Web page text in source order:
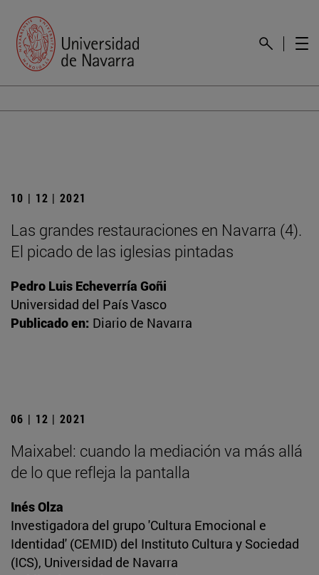
10 | 12 | 2021
Las grandes restauraciones en Navarra (4).
El picado de las iglesias pintadas
Pedro Luis Echeverría Goñi
Universidad del País Vasco
Publicado en: Diario de Navarra
06 | 12 | 2021
Maixabel: cuando la mediación va más allá
de lo que refleja la pantalla
Inés Olza
Investigadora del grupo 'Cultura Emocional e
Identidad' (CEMID) del Instituto Cultura y Sociedad
(ICS), Universidad de Navarra